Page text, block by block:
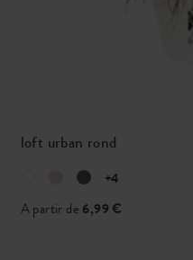
loft urban rond
+4
A partir de 6,99 €